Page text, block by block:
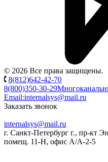
© 2026 Все права защищены.
8(812)642-42-70
8(800)350-30-29
Email:internalsys@mail.ru
Заказать звонок
internalsys@mail.ru
г. Санкт-Петербург г., пр-кт
помещ. 11-Н, офис А/А-2-5